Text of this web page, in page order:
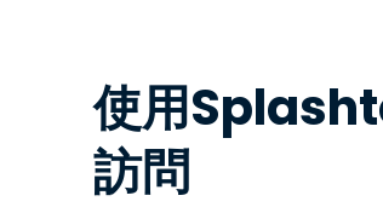
使用
訪問